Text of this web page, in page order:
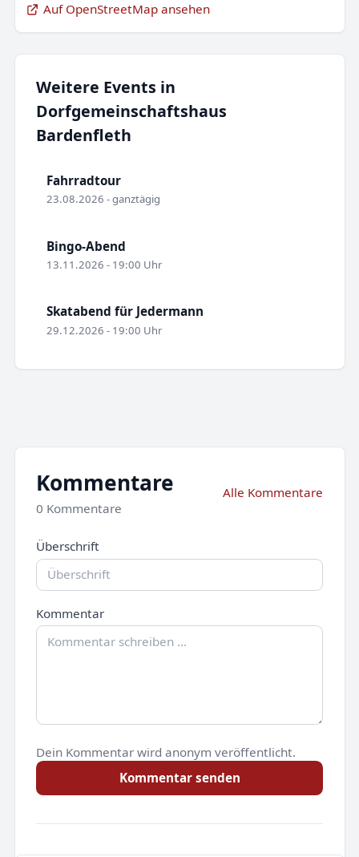
Auf OpenStreetMap ansehen
Weitere Events in
Dorfgemeinschaftshaus
Bardenfleth
Fahrradtour
23.08.2026 - ganztägig
Bingo-Abend
13.11.2026 - 19:00 Uhr
Skatabend für Jedermann
29.12.2026 - 19:00 Uhr
Kommentare
0 Kommentare
Alle Kommentare
Überschrift
Kommentar
Dein Kommentar wird anonym veröffentlicht.
Kommentar senden